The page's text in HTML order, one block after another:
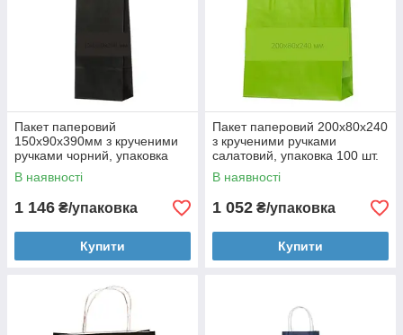
Пакет паперовий
150х90х390мм з крученими
ручками чорний, упаковка
100 шт 004200292
В наявності
1 146 ₴/упаковка
Купити
Пакет паперовий 200х80х240
з крученими ручками
салатовий, упаковка 100 шт.
В наявності
1 052 ₴/упаковка
Купити